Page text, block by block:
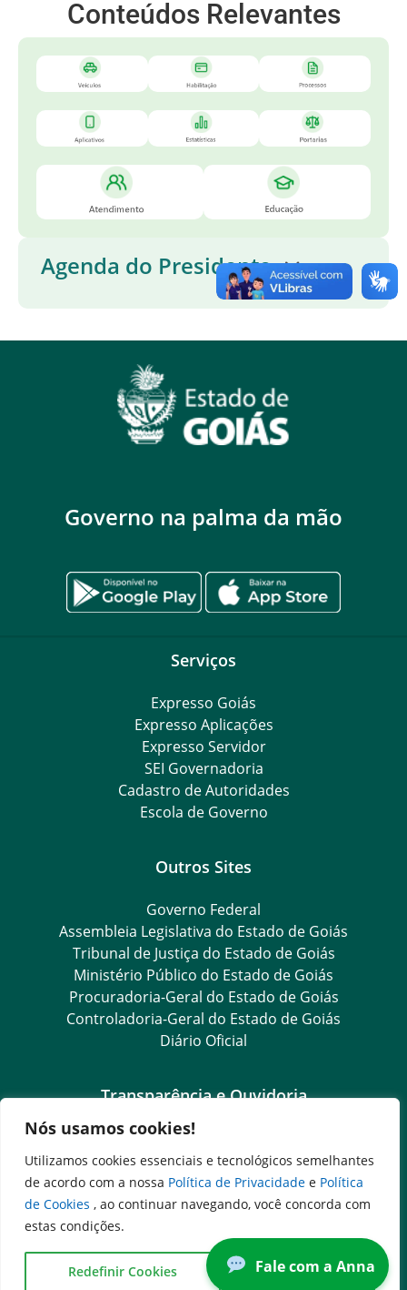
Nós usamos cookies!
Utilizamos cookies essenciais e tecnológicos semelhantes
de acordo com a nossa Política de Privacidade e Política
de Cookies , ao continuar navegando, você concorda com
estas condições.
Redefinir Cookies Concordo
Conteúdos Relevantes
Agenda do Presidente
AGENDA COMPLETA
Fale com a Anna
Governo na palma da mão
Serviços
Expresso Goiás
Expresso Aplicações
Expresso Servidor
SEI Governadoria
Cadastro de Autoridades
Escola de Governo
Outros Sites
Governo Federal
Assembleia Legislativa do Estado de Goiás
Tribunal de Justiça do Estado de Goiás
Ministério Público do Estado de Goiás
Procuradoria-Geral do Estado de Goiás
Controladoria-Geral do Estado de Goiás
Diário Oficial
Transparência e Ouvidoria
LGPD
Goiás Transparência
Dados Abertos Goiás
e-SIC – Serviço Eletrônico de Informação ao Cidadão
SIC – Serviço de Informação ao Cidadão
Ouvidoria Setorial (Expresso)
Ouvidoria Setorial (Presencial)